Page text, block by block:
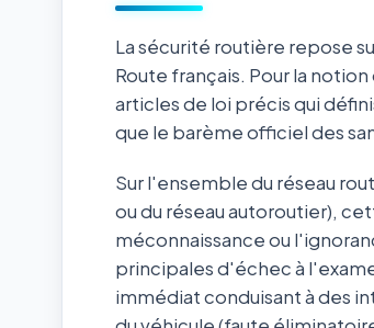
La sécurité routière repose
Route français. Pour la notion
articles de loi précis qui
que le barème officiel des
Sur l'ensemble du réseau
ou du réseau autoroutier),
méconnaissance ou
principales d'échec à
immédiat conduisant à des